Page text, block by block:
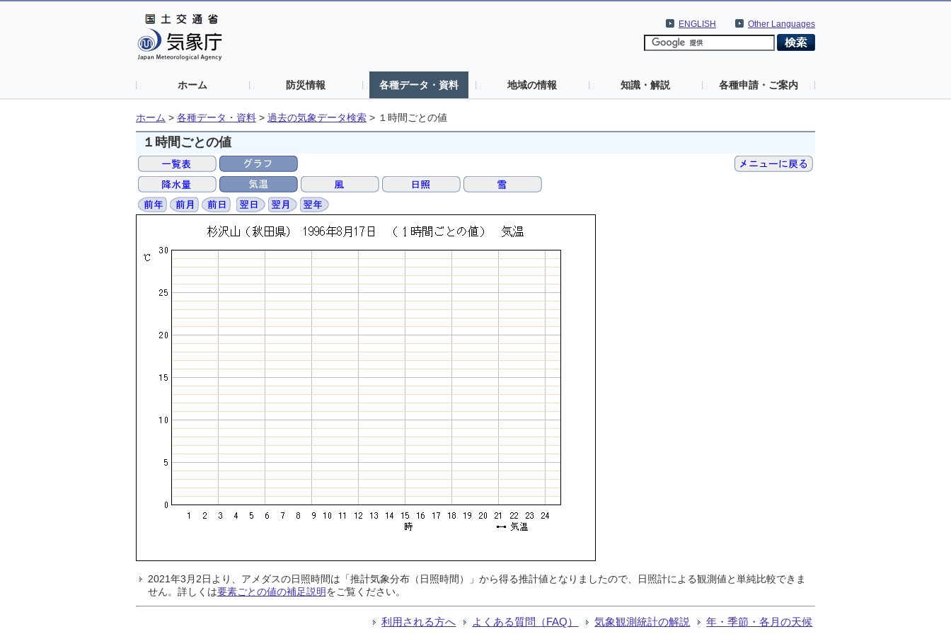
Other Languages
ENGLISH
ホーム 防災情報 各種データ・資料 地域の情報 知識・解説 各種申請・ご案内
ホーム > 各種データ・資料 > 過去の気象データ検索 > １時間ごとの値
１時間ごとの値
2021年3月2日より、アメダスの日照時間は「推計気象分布（日照時間）」から得る推計値となりましたので、日照計による観測値と単純比較できま
せん。詳しくは要素ごとの値の補足説明をご覧ください。
利用される方へ よくある質問（FAQ） 気象観測統計の解説 年・季節・各月の天候